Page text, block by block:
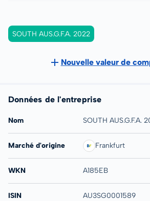
SOUTH AUS.G.F.A. 2022
Nouvelle valeur de
Données de l'entreprise
Nom SOUTH AUS.G.F.A.
Marché d'origine Frankfurt
WKN A185EB
ISIN AU3SG0001589